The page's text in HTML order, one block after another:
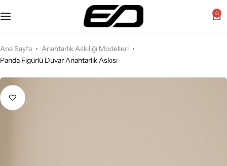
0
Ana Sayfa
Anahtarlık Askılığı Modelleri
Panda Figürlü Duvar Anahtarlık Askısı